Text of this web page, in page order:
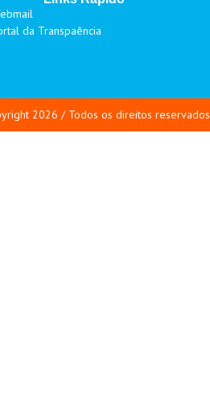
da Transpaência
2026 / Todos os direitos reservados